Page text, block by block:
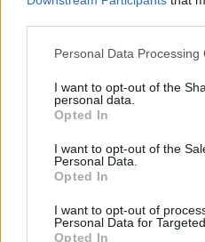
Please note that this website/
not limited to your visit or
grant or deny consent to
use your data for below
consent section.
Personal Data Processing
I want to opt-out of the
personal data.
Opted In
I want to opt-out of the
Personal Data.
Opted In
I want to opt-out of
Personal Data for
Opted In
Meccs Center